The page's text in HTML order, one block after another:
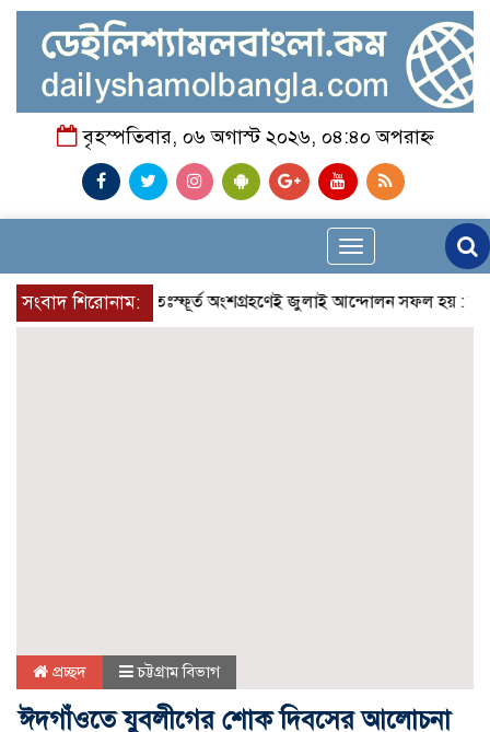
বৃহস্পতিবার, ০৬ অগাস্ট ২০২৬, ০৪:৪০ অপরাহ্ন
Toggle
navigation
সংবাদ শিরোনাম:
আলেমগণের স্বতঃস্ফূর্ত অংশগ্রহণেই জুলাই আন্দোলন সফল হয় : আল্লামা
প্রচ্ছদ চট্টগ্রাম বিভাগ
ঈদগাঁওতে যুবলীগের শোক দিবসের আলোচনা